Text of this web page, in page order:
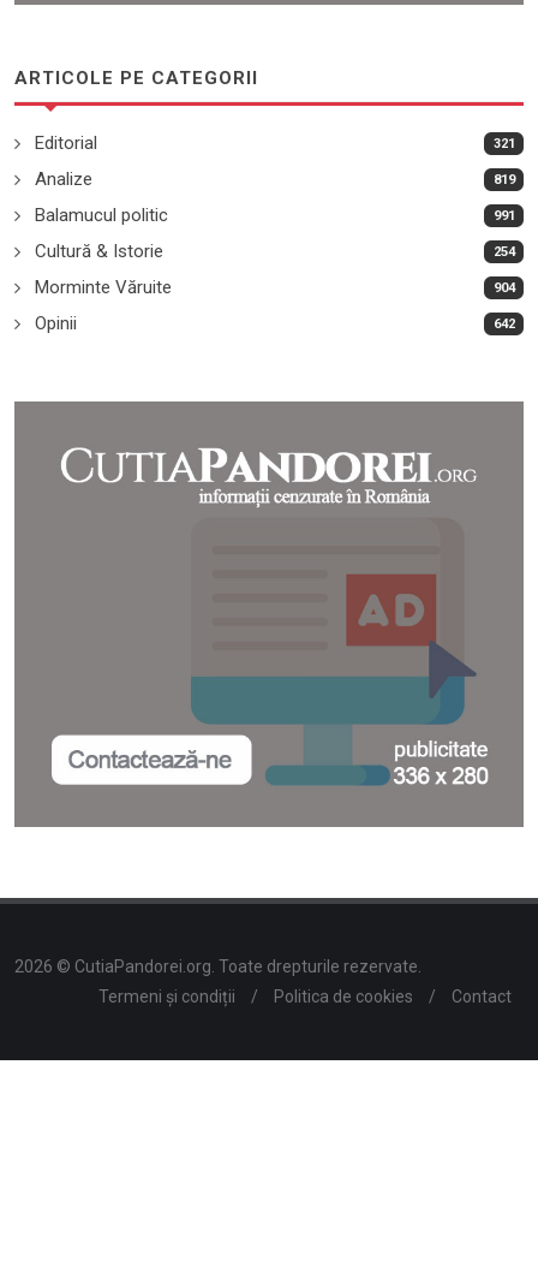
ARTICOLE PE CATEGORII
Editorial 321
Analize 819
Balamucul politic 991
Cultură & Istorie 254
Morminte Văruite 904
Opinii 642
2026 © CutiaPandorei.org. Toate drepturile rezervate.
Termeni și condiții
/ Politica de cookies / Contact